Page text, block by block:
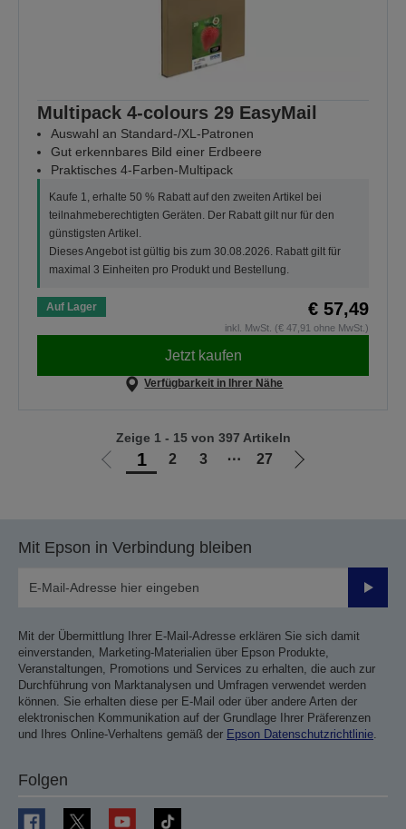
Multipack 4-colours 29 EasyMail
Auswahl an Standard-/XL-Patronen
Gut erkennbares Bild einer Erdbeere
Praktisches 4-Farben-Multipack
Kaufe 1, erhalte 50 % Rabatt auf den zweiten Artikel bei
teilnahmeberechtigten Geräten. Der Rabatt gilt nur für den
günstigsten Artikel.
Dieses Angebot ist gültig bis zum 30.08.2026. Rabatt gilt für
maximal 3 Einheiten pro Produkt und Bestellung.
Auf Lager € 57,49
inkl. MwSt. (€ 47,91 ohne MwSt.)
Jetzt kaufen
Verfügbarkeit in Ihrer Nähe
Zur
1 2 3 ⋯ 27
Zur
Zeige 1 - 15 von 397 Artikeln
Mit Epson in Verbindung bleiben
Mit der Übermittlung Ihrer E-Mail-Adresse erklären Sie sich damit
einverstanden, Marketing-Materialien über Epson Produkte,
Veranstaltungen, Promotions und Services zu erhalten, die auch zur
Durchführung von Marktanalysen und Umfragen verwendet werden
können. Sie erhalten diese per E-Mail oder über andere Arten der
elektronischen Kommunikation auf der Grundlage Ihrer Präferenzen
und Ihres Online-Verhaltens gemäß der Epson Datenschutzrichtlinie.
Folgen